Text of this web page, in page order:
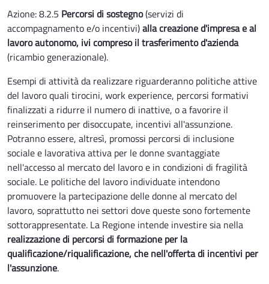
Azione: 8.2.5 Percorsi di sostegno(servizi di
accompagnamento e/o incentivi)alla creazione d'impresa e al
lavoro autonomo, ivi compreso il trasferimento d'azienda
(ricambio generazionale).
Esempi di attività da realizzare riguarderanno politiche attive
del lavoro quali tirocini, work experience, percorsi formativi
finalizzati a ridurre il numero di inattive, o a favorire il
reinserimento per disoccupate, incentivi all'assunzione.
Potranno essere, altresì, promossi percorsi di inclusione
sociale e lavorativa attiva per le donne svantaggiate
nell'accesso al mercato del lavoro e in condizioni di fragilità
sociale. Le politiche del lavoro individuate intendono
promuovere la partecipazione delle donne al mercato del
lavoro, soprattutto nei settori dove queste sono fortemente
sottorappresentate. La Regione intende investire sia nella
realizzazione di percorsi di formazione per la
qualificazione/riqualificazione, che nell'offerta di incentivi per
l'assunzione.